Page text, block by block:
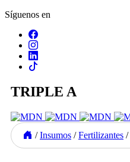
Síguenos en
TRIPLE A
/ Insumos / Fertilizantes /